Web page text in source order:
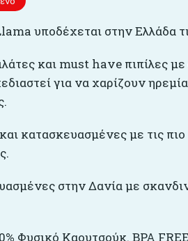
υποδέχεται στην Ελλάδα
και must have πιπίλες
για να χαρίζουν
κατασκευασμένες με τις
στην Δανία με
Φυσικό Καουτσούκ. BPA